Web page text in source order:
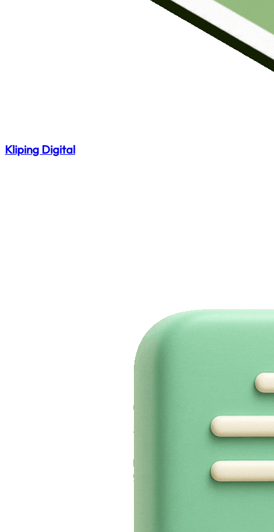
Kliping Digital